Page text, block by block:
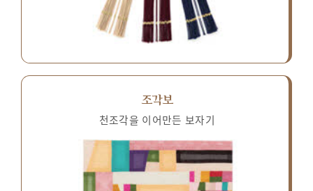
조각보
천조각을 이어만든 보자기